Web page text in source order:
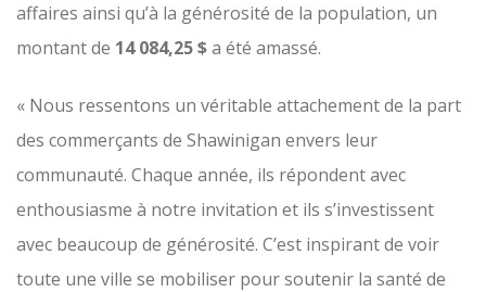
affaires ainsi qu’à la générosité de la population, un
montant de 14 084,25 $a été amassé.
« Nous ressentons un véritable attachement de la part
des commerçants de Shawinigan envers leur
communauté. Chaque année, ils répondent avec
enthousiasme à notre invitation et ils s’investissent
avec beaucoup de générosité. C’est inspirant de voir
toute une ville se mobiliser pour soutenir la santé de